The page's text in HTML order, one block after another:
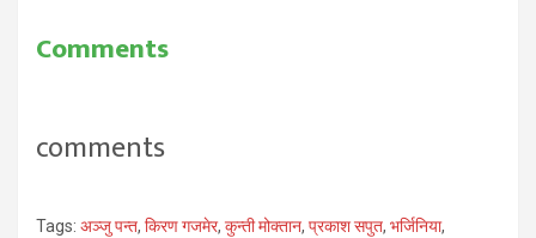
कार्यक्रम प्रस्तुति गर्दै अमेरिकाको
सफलताको साथ सम्पन्न…
Comments
comments
Tags: अञ्जु पन्त, किरण गजमेर, कुन्ती मोक्तान, प्रकाश सपुत, भर्जिनिया,